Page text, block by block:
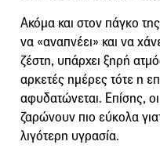
Ακόμα και στον πάγκο
να «αναπνέει» και να
ζέστη, υπάρχει ξηρή
αρκετές ημέρες τότε η
αφυδατώνεται. Επίσης,
ζαρώνουν πιο εύκολα
λιγότερη υγρασία.